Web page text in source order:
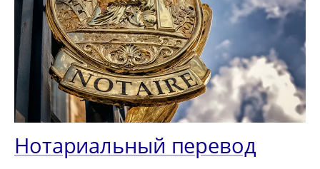
Нотариальный перевод